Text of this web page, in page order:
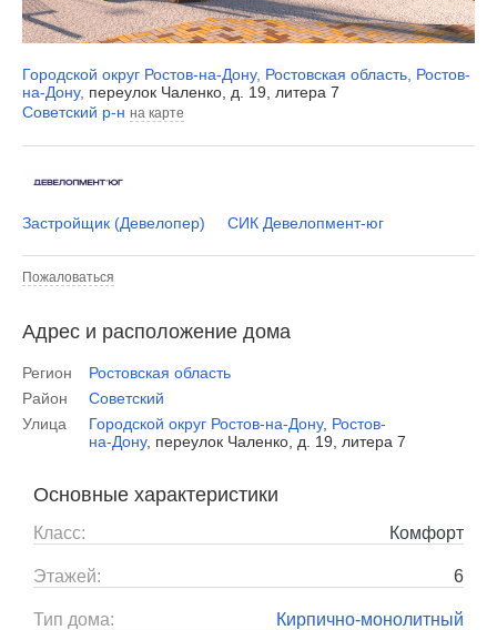
Городской округ Ростов-на-Дону, Ростовская область Ростов-
на-Дону, переулок Чаленко, д. 19, литера 7
Советский р-н на карте
Застройщик (Девелопер) СИК Девелопмент-юг
Пожаловаться
Адрес и расположение дома
Регион
Ростовская область
Район
Советский
Улица
Городской округ Ростов-на-Дону, Ростов-
на-Дону, переулок Чаленко, д. 19, литера 7
Основные характеристики
Класс: Комфорт
Этажей: 6
Тип дома: Кирпично-монолитный